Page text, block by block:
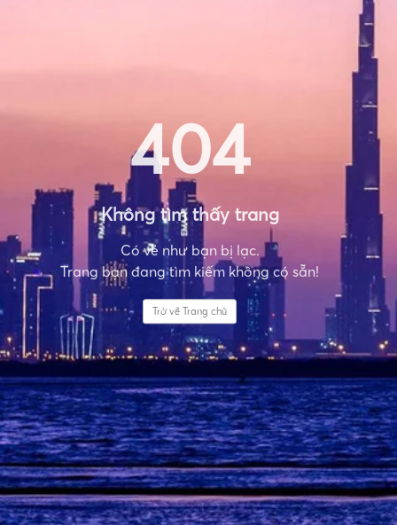
404
Không tìm thấy trang
Có vẻ như bạn bị lạc.
Trang bạn đang tìm kiếm không có sẵn!
Trở về Trang chủ